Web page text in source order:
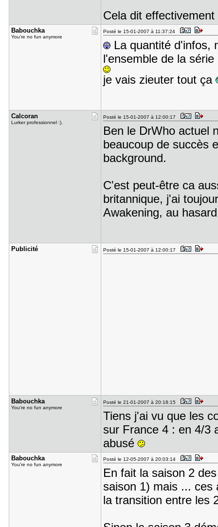
Cela dit
Babouchka
You're no fun anymore
Posté le 15-01-2007 à 11:37:24
La quantité d'infos,
l'ensemble de la
je vais zieuter tout ça
Calcoran
Lurker professionnel :).
Posté le 15-01-2007 à 12:00:17
Ben le DrWho actuel
beaucoup de succès
background.
C'est peut-être ca
britannique, j'ai
Awakening, au
Publicité Posté le 15-01-2007 à 12:00:17
Babouchka
You're no fun anymore
Posté le 21-01-2007 à 20:18:15
Tiens j'ai vu que les
sur France 4 : en 4/3
abusé
Babouchka
You're no fun anymore
Posté le 12-05-2007 à 20:03:14
En fait la saison 2
saison 1) mais ... ces
la transition entre les